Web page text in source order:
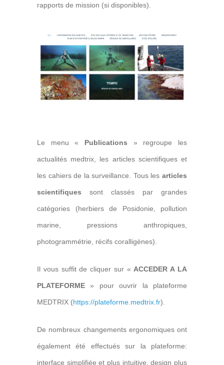
rapports de mission (si disponibles).
Le menu « Publications » regroupe les
actualités medtrix, les articles scientifiques et
les cahiers de la surveillance. Tous les articles
scientifiques sont classés par grandes
catégories (herbiers de Posidonie, pollution
marine, pressions anthropiques,
photogrammétrie, récifs coralligènes).
Il vous suffit de cliquer sur « ACCEDER A LA
PLATEFORME » pour ouvrir la plateforme
MEDTRIX (https://plateforme.medtrix.fr).
De nombreux changements ergonomiques ont
également été effectués sur la plateforme:
interface simplifiée et plus intuitive, design plus